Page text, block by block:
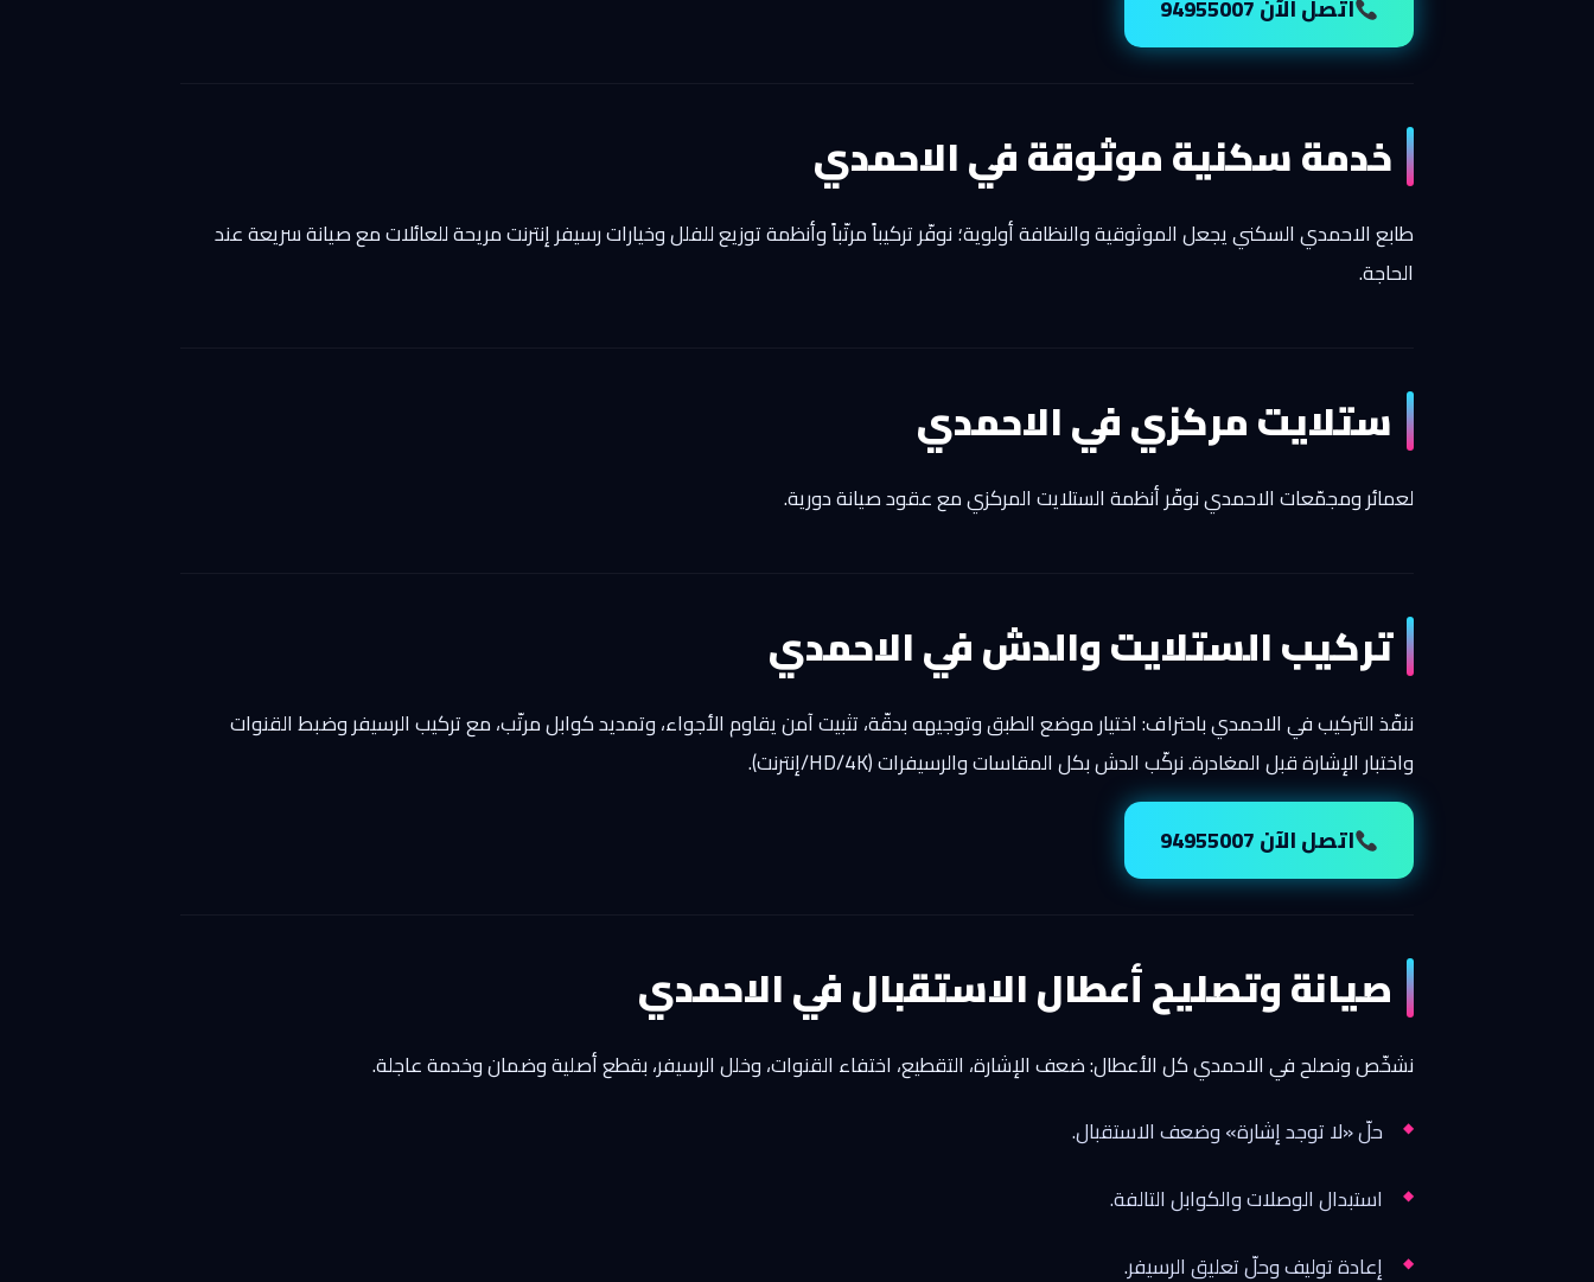
اتصل الآن 94955007
خدمة سكنية موثوقة في الاحمدي
طابع الاحمدي السكني يجعل الموثوقية والنظافة أولوية؛ نوفّر تركيباً مرتّباً وأنظمة توزيع للفلل وخيارات رسيفر إنترنت مريحة للعائلات مع صيانة سريعة عند
الحاجة.
ستلايت مركزي في الاحمدي
لعمائر ومجمّعات الاحمدي نوفّر أنظمة الستلايت المركزي مع عقود صيانة دورية.
تركيب الستلايت والدش في الاحمدي
ننفّذ التركيب في الاحمدي باحتراف: اختيار موضع الطبق وتوجيهه بدقّة، تثبيت آمن يقاوم الأجواء، وتمديد كوابل مرتّب، مع تركيب الرسيفر وضبط القنوات
واختبار الإشارة قبل المغادرة. نركّب الدش بكل المقاسات والرسيفرات (HD/4K/إنترنت).
اتصل الآن 94955007
صيانة وتصليح أعطال الاستقبال في الاحمدي
نشخّص ونصلح في الاحمدي كل الأعطال: ضعف الإشارة، التقطيع، اختفاء القنوات، وخلل الرسيفر، بقطع أصلية وضمان وخدمة عاجلة.
حلّ «لا توجد إشارة» وضعف الاستقبال.
استبدال الوصلات والكوابل التالفة.
إعادة توليف وحلّ تعليق الرسيفر.